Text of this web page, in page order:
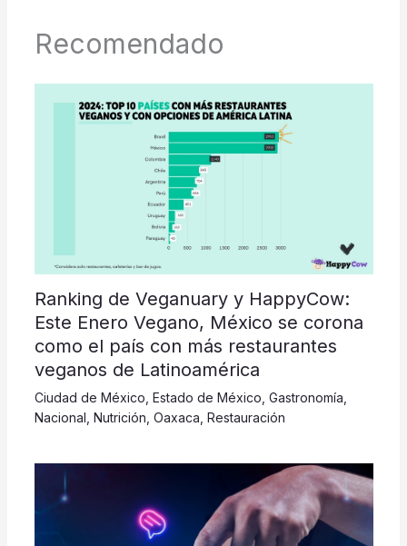
Recomendado
Ranking de Veganuary y HappyCow:
Este Enero Vegano, México se corona
como el país con más restaurantes
veganos de Latinoamérica
Ciudad de México Estado de México Gastronomía
Nacional Nutrición Oaxaca Restauración